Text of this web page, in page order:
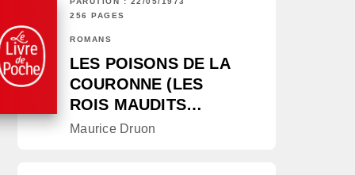
256 PAGES
ROMANS
LES POISONS DE LA
COURONNE (LES
ROIS MAUDITS…
Maurice Druon